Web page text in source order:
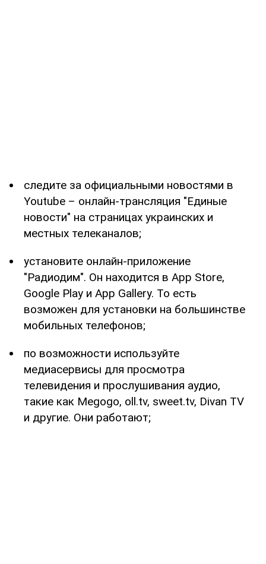
следите за официальными новостями в
Youtube – онлайн-трансляция "Единые
новости" на страницах украинских и
местных телеканалов;
установите онлайн-приложение
"Радиодим". Он находится в App Store,
Google Play и App Gallery. То есть
возможен для установки на большинстве
мобильных телефонов;
по возможности используйте
медиасервисы для просмотра
телевидения и прослушивания аудио,
такие как Megogo, oll.tv, sweet.tv, Divan TV
и другие. Они работают;